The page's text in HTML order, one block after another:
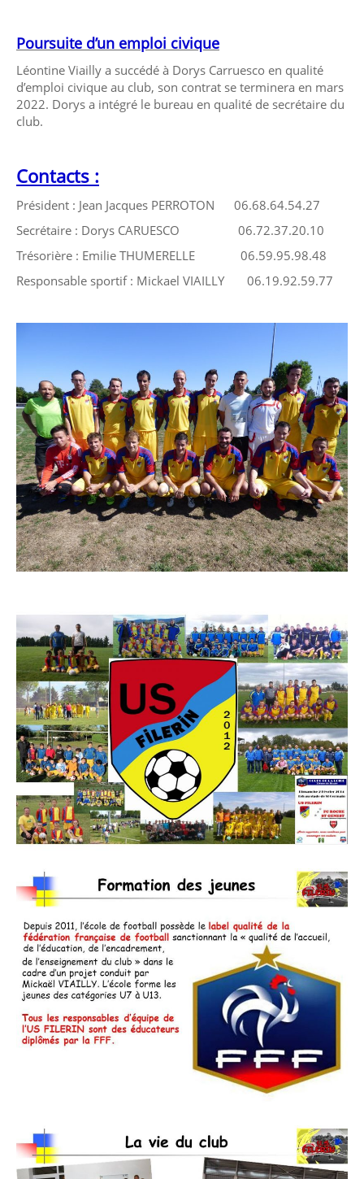
Poursuite d’un emploi civique
Léontine Viailly a succédé à Dorys Carruesco en qualité
d’emploi civique au club, son contrat se terminera en mars
2022. Dorys a intégré le bureau en qualité de secrétaire du
club.
Contacts :
Président : Jean Jacques PERROTON 06.68.64.54.27
Secrétaire : Dorys CARUESCO 06.72.37.20.10
Trésorière : Emilie THUMERELLE 06.59.95.98.48
Responsable sportif : Mickael VIAILLY 06.19.92.59.77